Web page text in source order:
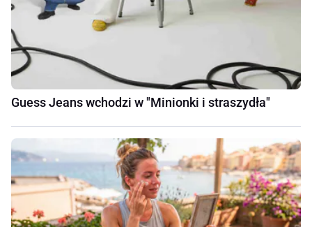
Guess Jeans wchodzi w "Minionki i straszydła"